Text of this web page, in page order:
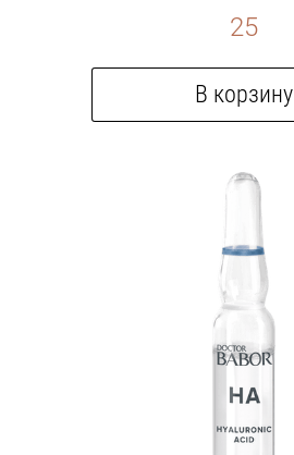
25
В корзину